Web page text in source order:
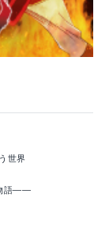
世界
語――